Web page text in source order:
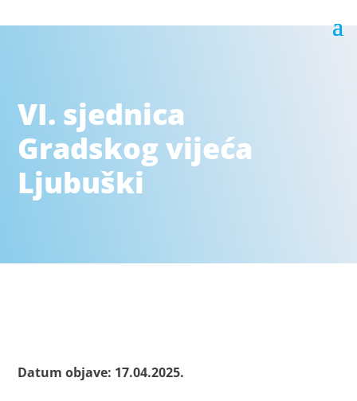
VI. sjednica
Gradskog vijeća
Ljubuški
Datum objave: 17.04.2025.